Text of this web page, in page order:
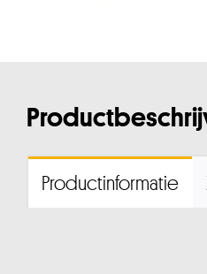
Productinformatie